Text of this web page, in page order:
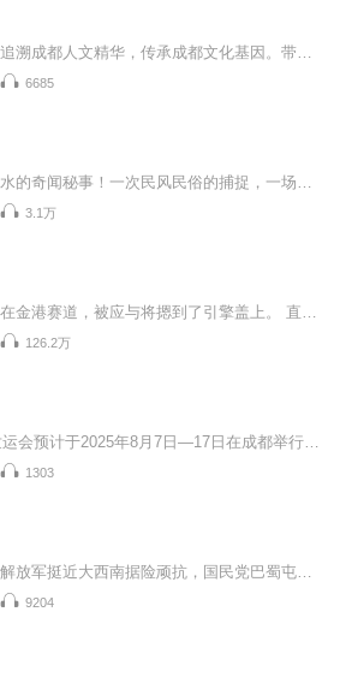
6685
3.1万
126.2万
1303
9204